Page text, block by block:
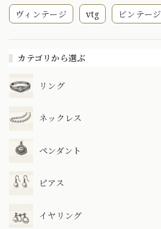
ヴィンテージ vtg ビンテージ
カテゴリから選ぶ
リング
ネックレス
ペンダント
ピアス
イヤリング